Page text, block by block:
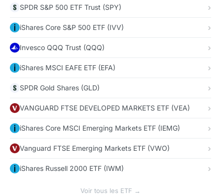
SPDR S&P 500 ETF Trust (SPY)
iShares Core S&P 500 ETF (IVV)
Invesco QQQ Trust (QQQ)
iShares MSCI EAFE ETF (EFA)
SPDR Gold Shares (GLD)
VANGUARD FTSE DEVELOPED MARKETS ETF (VEA)
iShares Core MSCI Emerging Markets ETF (IEMG)
Vanguard FTSE Emerging Markets ETF (VWO)
iShares Russell 2000 ETF (IWM)
Voir tous les ETF →